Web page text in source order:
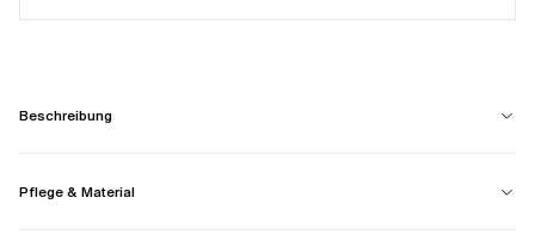
Beschreibung
Pflege & Material